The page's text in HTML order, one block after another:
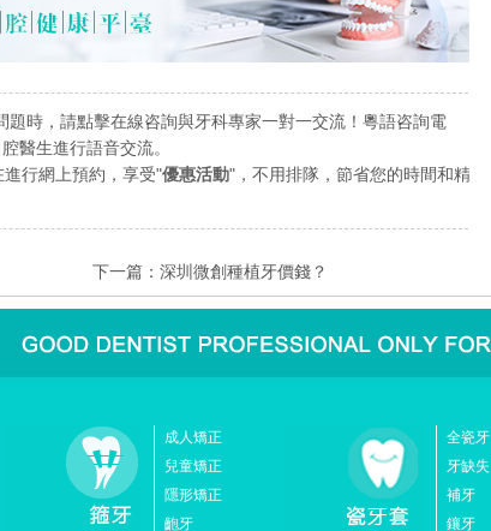
題時，請點擊在線咨詢與牙科專家一對一交流！粵語咨詢電
醫生進行語音交流。
行網上預約，享受"優惠活動"，不用排隊，節省您的時間和精
下一篇：深圳微創種植牙價錢？
成人矯正
兒童矯正
隱形矯正
齙牙
全瓷牙
牙缺失
補牙
鑲牙